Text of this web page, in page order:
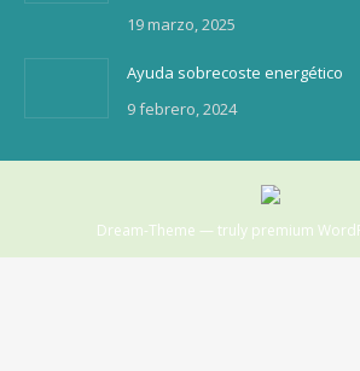
19 marzo, 2025
Ayuda sobrecoste energético
9 febrero, 2024
Dream-Theme — truly premium